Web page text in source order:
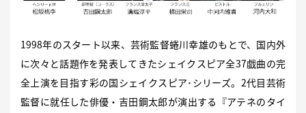
1998年のスタート以来、芸術監督蜷川幸雄のもとで、国内外
に次々と話題作を発表してきたシェイクスピア全37戯曲の完
全上演を目指す彩の国シェイクスピア･シリーズ。2代目芸術
監督に就任した俳優・吉田鋼太郎が演出する『アテネのタイ